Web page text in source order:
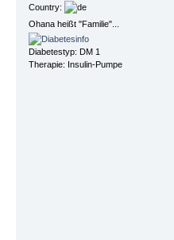
Country:
Ohana heißt "Familie"...
Diabetestyp: DM 1
Therapie: Insulin-Pumpe